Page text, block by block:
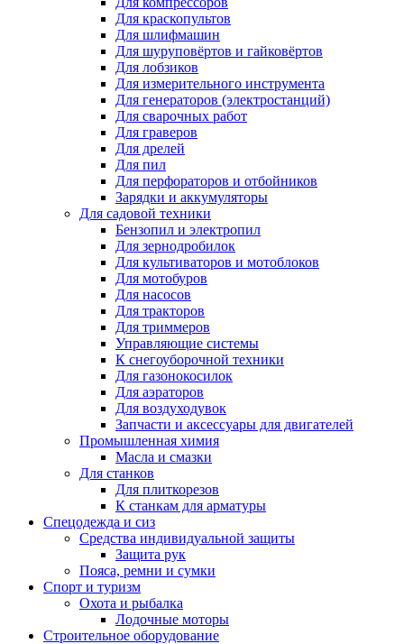
Для краскопультов
Для шлифмашин
Для шуруповёртов и гайковёртов
Для лобзиков
Для измерительного инструмента
Для генераторов (электростанций)
Для сварочных работ
Для граверов
Для дрелей
Для пил
Для перфораторов и отбойников
Зарядки и аккумуляторы
Для садовой техники
Бензопил и электропил
Для зернодробилок
Для культиваторов и мотоблоков
Для мотобуров
Для насосов
Для тракторов
Для триммеров
Управляющие системы
К снегоуборочной техники
Для газонокосилок
Для аэраторов
Для воздуходувок
Запчасти и аксессуары для двигателей
Промышленная химия
Масла и смазки
Для станков
Для плиткорезов
К станкам для арматуры
Спецодежда и сиз
Средства индивидуальной защиты
Защита рук
Пояса, ремни и сумки
Спорт и туризм
Охота и рыбалка
Лодочные моторы
Строительное оборудование